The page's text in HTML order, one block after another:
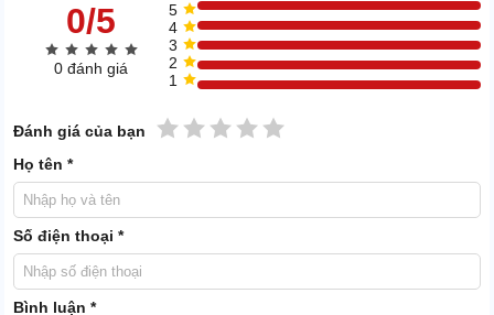
0/5
0 đánh giá
5
4
3
2
1
Đánh giá của bạn 5 sao
4 sao
3 sao
2 sao
1 sao
Họ tên *
Số điện thoại *
Bình luận *